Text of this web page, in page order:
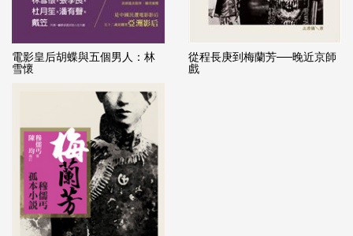
電影皇后胡蝶與五個男人：林
雪懷
從程長庚到梅蘭芳──晚近京師
戲